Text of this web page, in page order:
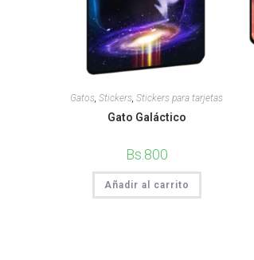
Gatos, Stickers, Stickers para tarjetas
Gato Galáctico
Bs.800
Añadir al carrito